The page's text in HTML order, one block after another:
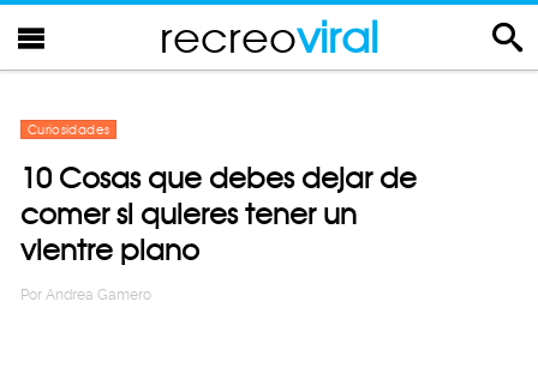
recreoviral
Curiosidades
10 Cosas que debes dejar de
comer si quieres tener un
vientre plano
Por Andrea Gamero